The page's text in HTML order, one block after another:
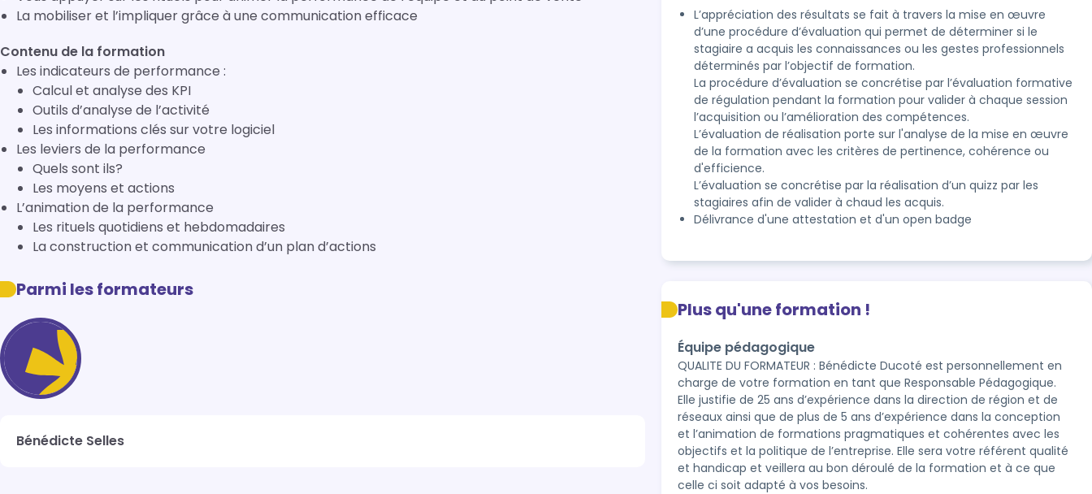
La mobiliser et l’impliquer grâce à une communication efficace
Contenu de la formation
Les indicateurs de performance :
Calcul et analyse des KPI
Outils d’analyse de l’activité
Les informations clés sur votre logiciel
Les leviers de la performance
Quels sont ils?
Les moyens et actions
L’animation de la performance
Les rituels quotidiens et hebdomadaires
La construction et communication d’un plan d’actions
Parmi les formateurs
Bénédicte Selles
L’appréciation des résultats se fait à travers la mise en œuvre
d’une procédure d’évaluation qui permet de déterminer si le
stagiaire a acquis les connaissances ou les gestes professionnels
déterminés par l’objectif de formation.
La procédure d’évaluation se concrétise par l’évaluation formative
de régulation pendant la formation pour valider à chaque session
l’acquisition ou l’amélioration des compétences.
L’évaluation de réalisation porte sur l'analyse de la mise en œuvre
de la formation avec les critères de pertinence, cohérence ou
d'efficience.
L’évaluation se concrétise par la réalisation d’un quizz par les
stagiaires afin de valider à chaud les acquis.
Délivrance d'une attestation et d'un open badge
Plus qu'une formation !
Équipe pédagogique
QUALITE DU FORMATEUR : Bénédicte Ducoté est personnellement en
charge de votre formation en tant que Responsable Pédagogique.
Elle justifie de 25 ans d’expérience dans la direction de région et de
réseaux ainsi que de plus de 5 ans d’expérience dans la conception
et l’animation de formations pragmatiques et cohérentes avec les
objectifs et la politique de l’entreprise. Elle sera votre référent qualité
et handicap et veillera au bon déroulé de la formation et à ce que
celle ci soit adapté à vos besoins.